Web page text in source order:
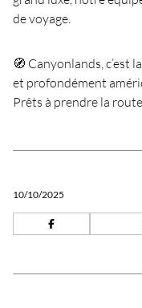
de voyage.
🧭 Canyonlands, c’est
et profondément
Prêts à prendre la
10/10/2025